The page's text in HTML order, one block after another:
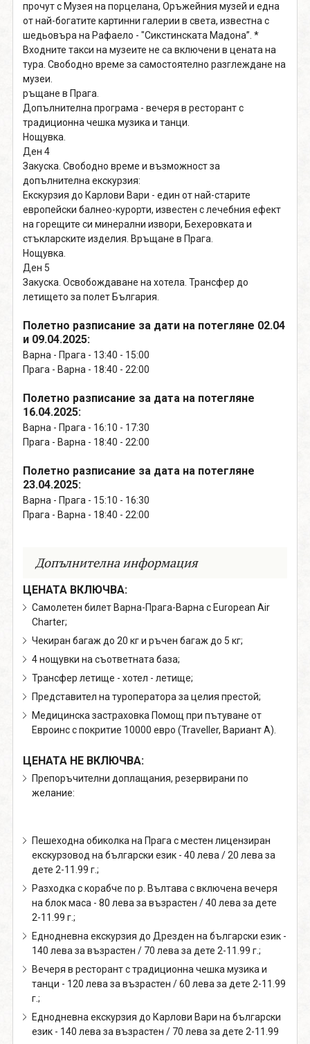
прочут с Музея на порцелана, Оръжейния музей и една
от най-богатите картинни галерии в света, известна с
шедьовъра на Рафаело - "Сикстинската Мадона”. *
Входните такси на музеите не са включени в цената на
тура. Свободно време за самостоятелно разглеждане на
музеи.
ръщане в Прага.
Допълнителна програма - вечеря в ресторант с
традиционна чешка музика и танци.
Нощувка.
Ден 4
Закуска. Свободно време и възможност за
допълнителна екскурзия:
Екскурзия до Карлови Вари - един от най-старите
европейски балнео-курорти, известен с лечебния ефект
на горещите си минерални извори, Бехеровката и
стъкларските изделия. Връщане в Прага.
Нощувка.
Ден 5
Закуска. Освобождаване на хотела. Трансфер до
летището за полет България.
Полетно разписание за дати на потегляне 02.04
и 09.04.2025:
Варна - Прага - 13:40 - 15:00
Прага - Варна - 18:40 - 22:00
Полетно разписание за дата на потегляне
16.04.2025:
Варна - Прага - 16:10 - 17:30
Прага - Варна - 18:40 - 22:00
Полетно разписание за дата на потегляне
23.04.2025:
Варна - Прага - 15:10 - 16:30
Прага - Варна - 18:40 - 22:00
Допълнителна информация
ЦЕНАТА ВКЛЮЧВА:
Самолетен билет Варна-Прага-Варна с European Air
Charter;
Чекиран багаж до 20 кг и ръчен багаж до 5 кг;
4 нощувки на съответната база;
Трансфер летище - хотел - летище;
Представител на туроператора за целия престой;
Медицинска застраховка Помощ при пътуване от
Евроинс с покритие 10000 евро (Traveller, Вариант А).
ЦЕНАТА НЕ ВКЛЮЧВА:
Препоръчителни доплащания, резервирани по
желание:
Пешеходна обиколка на Прага с местен лицензиран
екскурзовод на български език - 40 лева / 20 лева за
дете 2-11.99 г.;
Разходка с корабче по р. Вълтава с включена вечеря
на блок маса - 80 лева за възрастен / 40 лева за дете
2-11.99 г.;
Еднодневна екскурзия до Дрезден на български език -
140 лева за възрастен / 70 лева за дете 2-11.99 г.;
Вечеря в ресторант с традиционна чешка музика и
танци - 120 лева за възрастен / 60 лева за дете 2-11.99
г.;
Еднодневна екскурзия до Карлови Вари на български
език - 140 лева за възрастен / 70 лева за дете 2-11.99